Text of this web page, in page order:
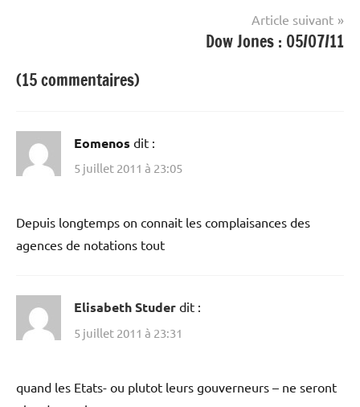
Article suivant
Dow Jones : 05/07/11
(15 commentaires)
Eomenos dit :
5 juillet 2011 à 23:05
Depuis longtemps on connait les complaisances des
agences de notations tout
Elisabeth Studer dit :
5 juillet 2011 à 23:31
quand les Etats- ou plutot leurs gouverneurs – ne seront